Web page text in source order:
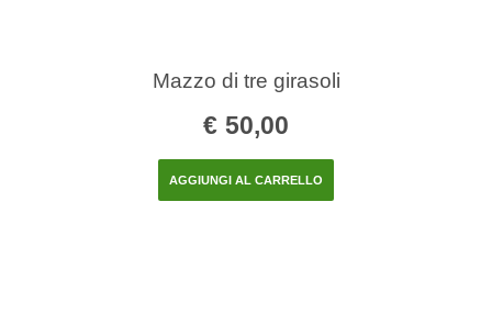
Mazzo di tre girasoli
€ 50,00
AGGIUNGI AL CARRELLO